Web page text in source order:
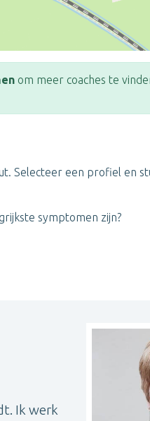
om meer coaches te
Selecteer een profiel en
symptomen zijn?
Ik werk